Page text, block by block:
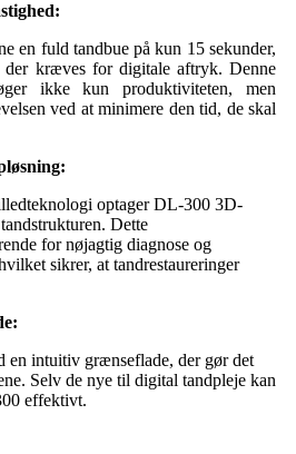
en fuld tandbue på kun 15 sekunder,
der kræves for digitale aftryk. Denne
ikke kun produktiviteten, men
ved at minimere den tid, de skal
optager DL-300 3D-
Dette
for nøjagtig diagnose og
sikrer, at tandrestaureringer
en intuitiv grænseflade, der gør det
Selv de nye til digital tandpleje kan
effektivt.